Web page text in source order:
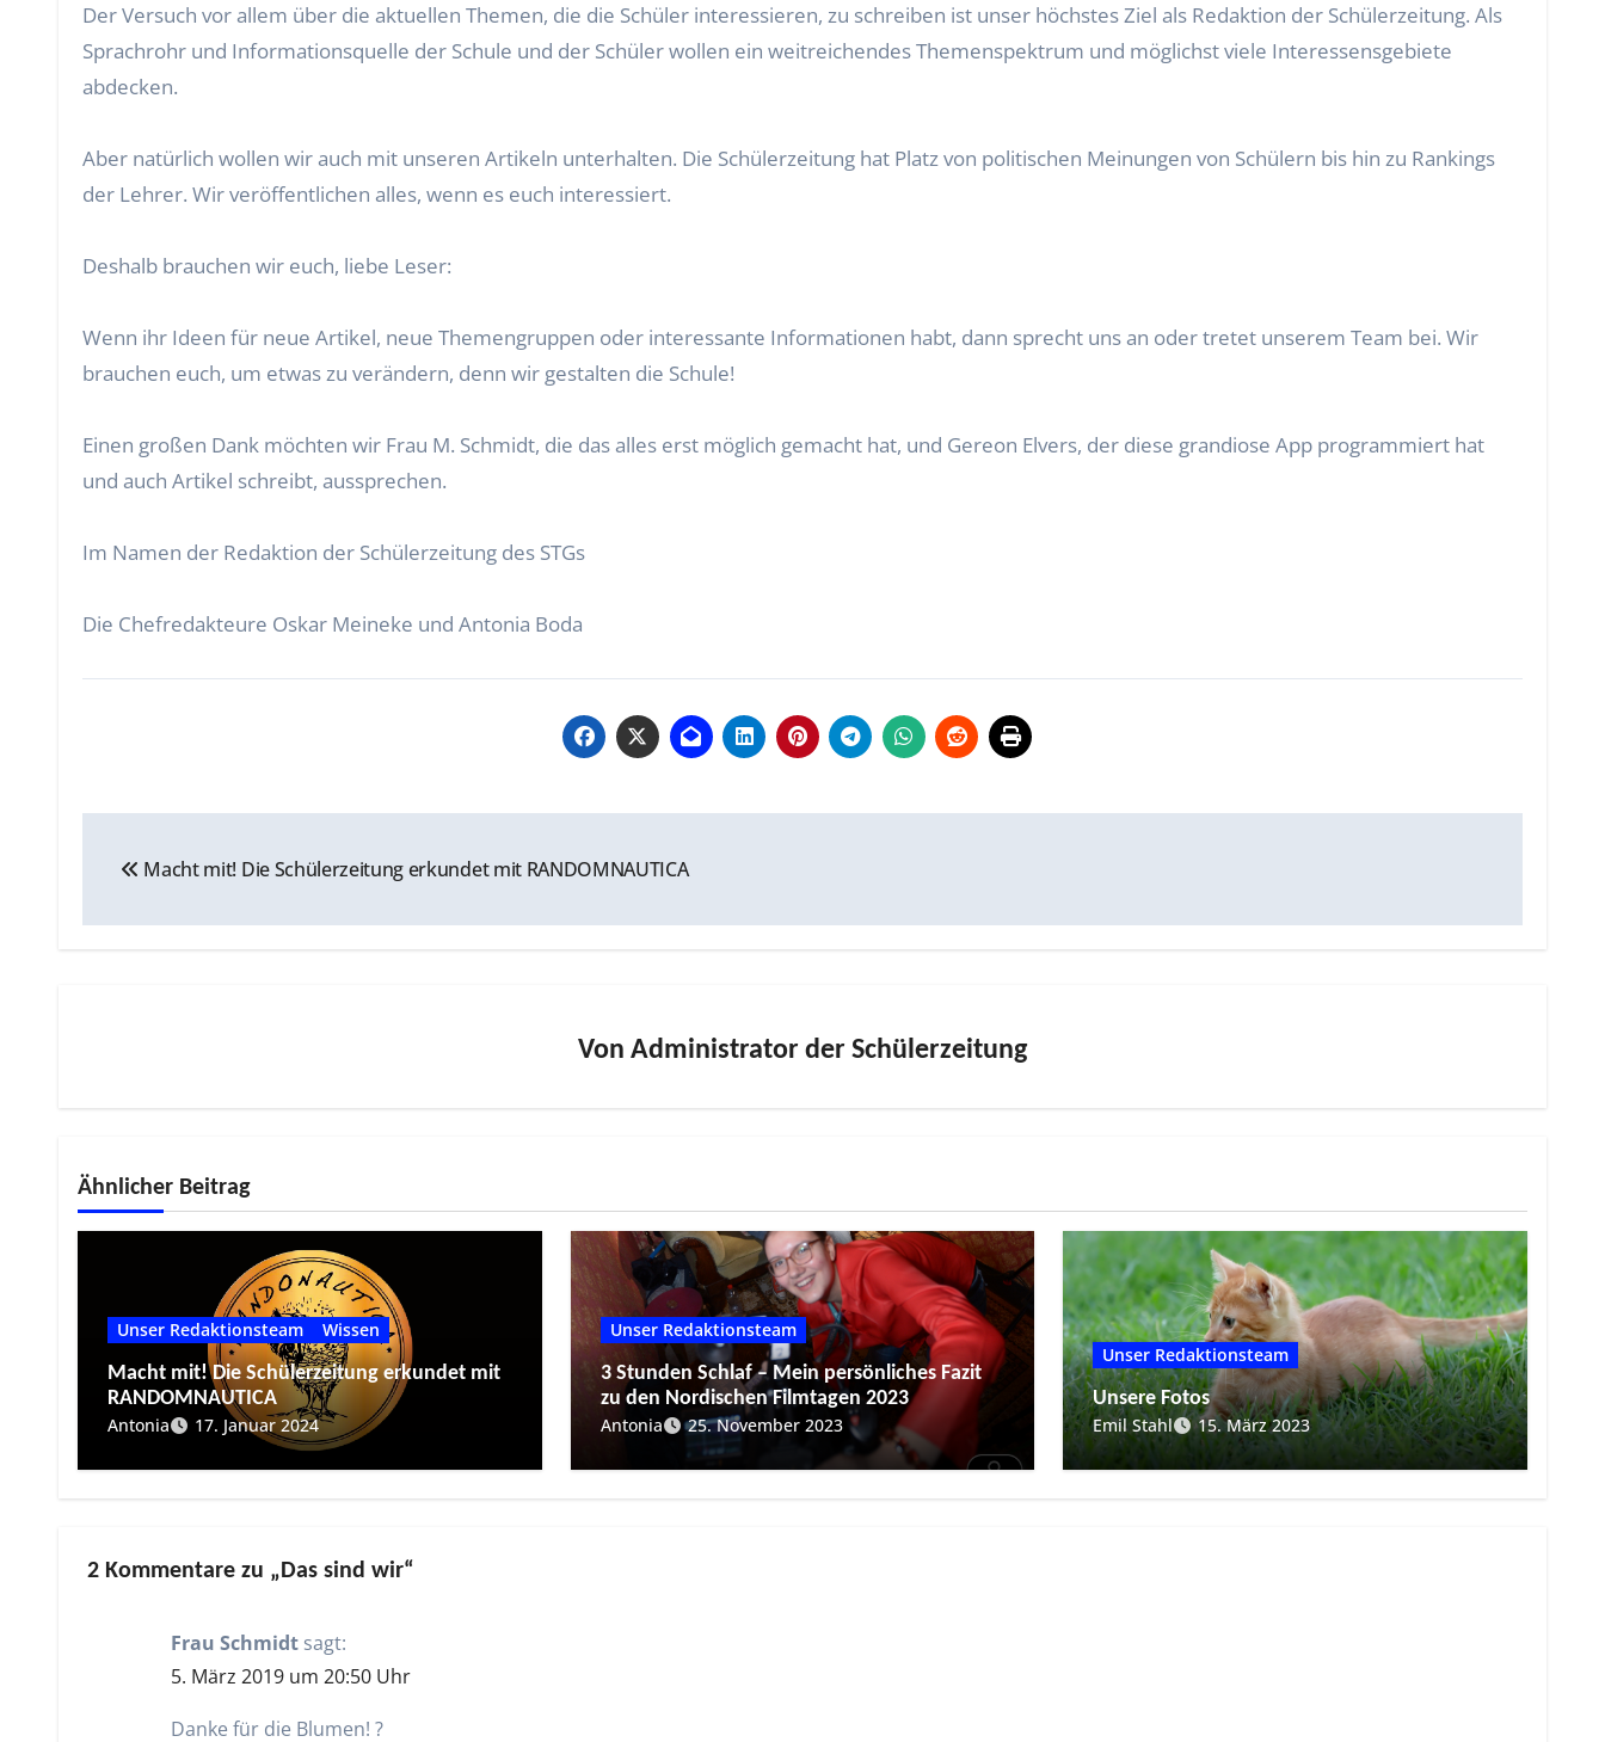
Der Versuch vor allem über die aktuellen Themen, die die Schüler interessieren, zu schreiben ist unser höchstes Ziel als Redaktion der Schülerzeitung. Als
Sprachrohr und Informationsquelle der Schule und der Schüler wollen ein weitreichendes Themenspektrum und möglichst viele Interessensgebiete
abdecken.
Aber natürlich wollen wir auch mit unseren Artikeln unterhalten. Die Schülerzeitung hat Platz von politischen Meinungen von Schülern bis hin zu Rankings
der Lehrer. Wir veröffentlichen alles, wenn es euch interessiert.
Deshalb brauchen wir euch, liebe Leser:
Wenn ihr Ideen für neue Artikel, neue Themengruppen oder interessante Informationen habt, dann sprecht uns an oder tretet unserem Team bei. Wir
brauchen euch, um etwas zu verändern, denn wir gestalten die Schule!
Einen großen Dank möchten wir Frau M. Schmidt, die das alles erst möglich gemacht hat, und Gereon Elvers, der diese grandiose App programmiert hat
und auch Artikel schreibt, aussprechen.
Im Namen der Redaktion der Schülerzeitung des STGs
Die Chefredakteure Oskar Meineke und Antonia Boda
Macht mit! Die Schülerzeitung erkundet mit RANDOMNAUTICA
Von Administrator der Schülerzeitung
Ähnlicher Beitrag
Unser Redaktionsteam
Wissen
Macht mit! Die Schülerzeitung erkundet mit
RANDOMNAUTICA
Antonia
17. Januar 2024
Unser Redaktionsteam
3 Stunden Schlaf – Mein persönliches Fazit
zu den Nordischen Filmtagen 2023
Antonia
25. November 2023
Unser Redaktionsteam
Unsere Fotos
Emil Stahl
15. März 2023
2 Kommentare zu „Das sind wir“
Frau Schmidt sagt:
5. März 2019 um 20:50 Uhr
Danke für die Blumen! ?